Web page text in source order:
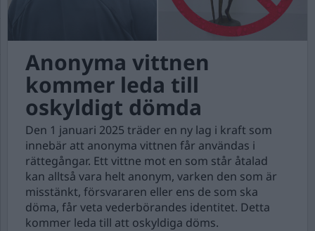
Anonyma vittnen
kommer leda till
oskyldigt dömda
Den 1 januari 2025 träder en ny lag i kraft som
innebär att anonyma vittnen får användas i
rättegångar. Ett vittne mot en som står åtalad
kan alltså vara helt anonym, varken den som är
misstänkt, försvararen eller ens de som ska
döma, får veta vederbörandes identitet. Detta
kommer leda till att oskyldiga döms.